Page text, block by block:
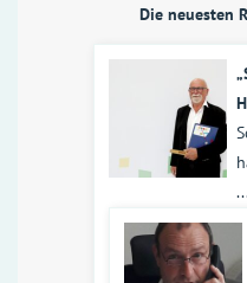
Die neuesten